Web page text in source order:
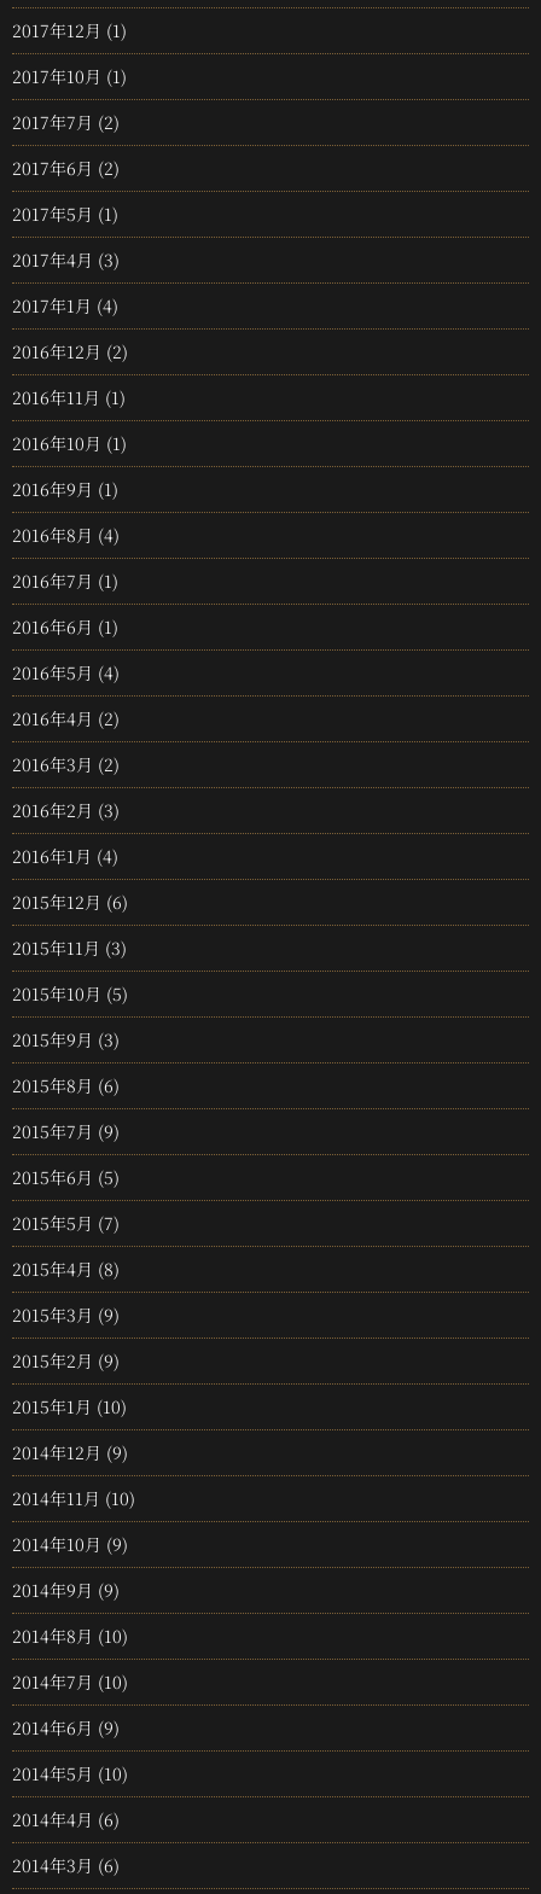
2017年12月 (1)
2017年10月 (1)
2017年7月 (2)
2017年6月 (2)
2017年5月 (1)
2017年4月 (3)
2017年1月 (4)
2016年12月 (2)
2016年11月 (1)
2016年10月 (1)
2016年9月 (1)
2016年8月 (4)
2016年7月 (1)
2016年6月 (1)
2016年5月 (4)
2016年4月 (2)
2016年3月 (2)
2016年2月 (3)
2016年1月 (4)
2015年12月 (6)
2015年11月 (3)
2015年10月 (5)
2015年9月 (3)
2015年8月 (6)
2015年7月 (9)
2015年6月 (5)
2015年5月 (7)
2015年4月 (8)
2015年3月 (9)
2015年2月 (9)
2015年1月 (10)
2014年12月 (9)
2014年11月 (10)
2014年10月 (9)
2014年9月 (9)
2014年8月 (10)
2014年7月 (10)
2014年6月 (9)
2014年5月 (10)
2014年4月 (6)
2014年3月 (6)